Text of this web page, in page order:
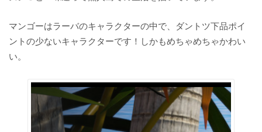
マンゴーはラーバのキャラクターの中で、ダントツ下品ポイ
ントの少ないキャラクターです！しかもめちゃめちゃかわい
い。